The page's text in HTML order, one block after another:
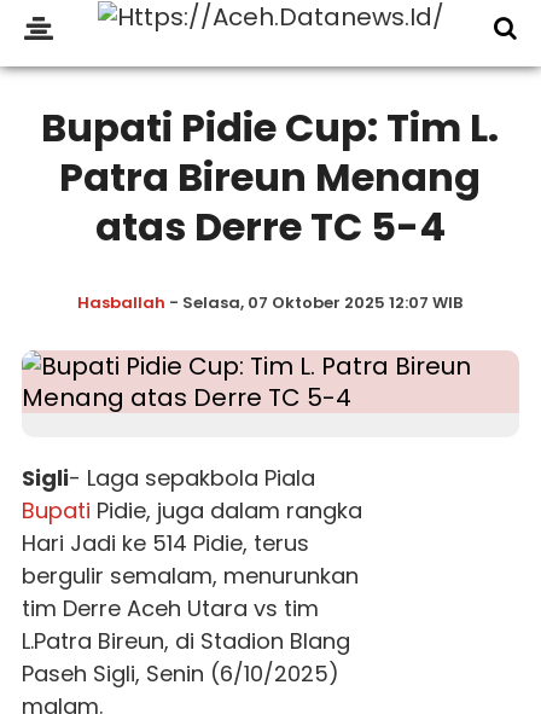
Bupati Pidie Cup: Tim L.
Patra Bireun Menang
atas Derre TC 5-4
Hasballah - Selasa, 07 Oktober 2025 12:07 WIB
Sigli- Laga sepakbola Piala
Bupati Pidie, juga dalam rangka
Hari Jadi ke 514 Pidie, terus
bergulir semalam, menurunkan
tim Derre Aceh Utara vs tim
L.Patra Bireun, di Stadion Blang
Paseh Sigli, Senin (6/10/2025)
malam.